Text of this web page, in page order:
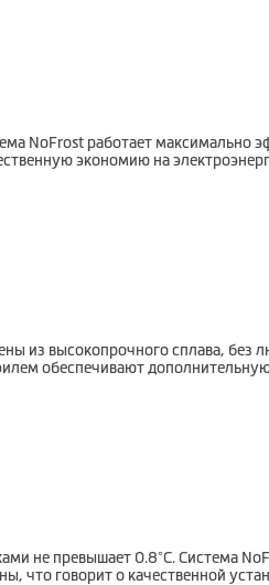
NoFrost работает максимально
экономию на
из высокопрочного сплава, без
обеспечивают
не превышает 0.8°C. Система
что говорит о качественной